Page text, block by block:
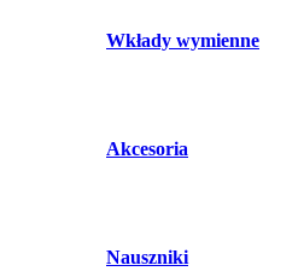
Wkłady wymienne
Akcesoria
Nauszniki